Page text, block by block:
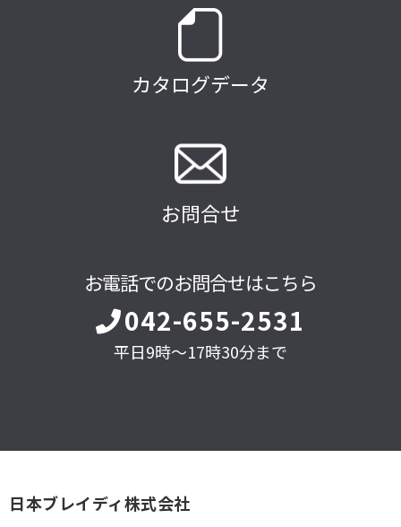
カタログデータ
お問合せ
お電話でのお問合せはこちら
042-655-2531
平日9時～17時30分まで
日本ブレイディ株式会社